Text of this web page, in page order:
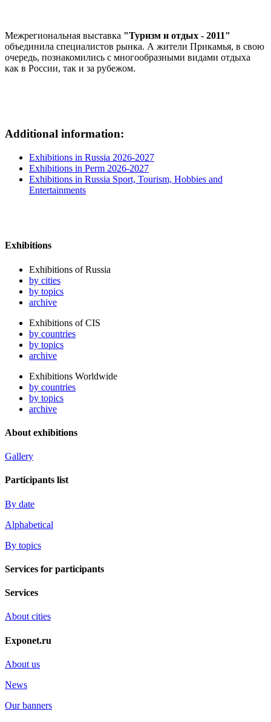
Межрегиональная выставка "Туризм и отдых - 2011"
объединила специалистов рынка. А жители Прикамья, в свою
очередь, познакомились с многообразными видами отдыха
как в России, так и за рубежом.
Additional information:
Exhibitions in Russia 2026-2027
Exhibitions in Perm 2026-2027
Exhibitions in Russia Sport, Tourism, Hobbies and
Entertainments
Exhibitions
Exhibitions of Russia
by cities
by topics
archive
Exhibitions of CIS
by countries
by topics
archive
Exhibitions Worldwide
by countries
by topics
archive
About exhibitions
Gallery
Participants list
By date
Alphabetical
By topics
Services for participants
Services
About cities
Exponet.ru
About us
News
Our banners